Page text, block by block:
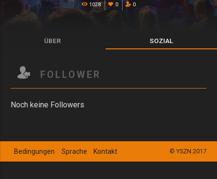
1028 0 0
ÜBER SOZIAL
FOLLOWER
Noch keine Followers
© YSZN 2017
Bedingungen Sprache Kontakt